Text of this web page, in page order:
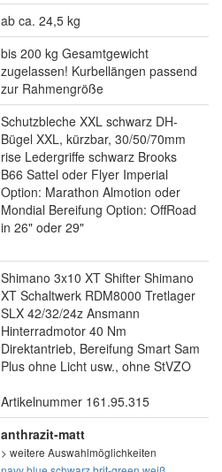
ab ca. 24,5 kg
bis 200 kg Gesamtgewicht
zugelassen! Kurbellängen passend
zur Rahmengröße
Schutzbleche XXL schwarz DH-
Bügel XXL, kürzbar, 30/50/70mm
rise Ledergriffe schwarz Brooks
B66 Sattel oder Flyer Imperial
Option: Marathon Almotion oder
Mondial Bereifung Option: OffRoad
in 26" oder 29"
Shimano 3x10 XT Shifter Shimano
XT Schaltwerk RDM8000 Tretlager
SLX 42/32/24z Ansmann
Hinterradmotor 40 Nm
Direktantrieb, Bereifung Smart Sam
Plus ohne Licht usw., ohne StVZO
Artikelnummer 161.95.315
anthrazit-matt
> weitere Auswahlmöglichkeiten